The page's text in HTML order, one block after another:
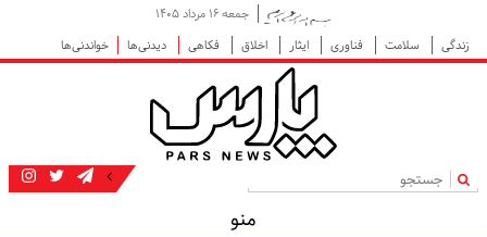
جمعه ۱۶ مرداد ۱۴۰۵
زندگی
سلامت فناوری ایثار اخلاق فکاهی دیدنی‌ها خواندنی‌ها
|
منو